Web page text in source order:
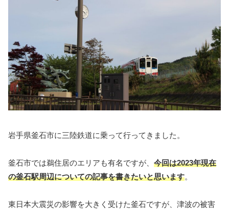
岩手県釜石市に三陸鉄道に乗って行ってきました。
釜石市では鵜住居のエリアも有名ですが、 今回は2023年現在
の釜石駅周辺についての記事を書きたいと思います。
東日本大震災の影響を大きく受けた釜石ですが、津波の被害